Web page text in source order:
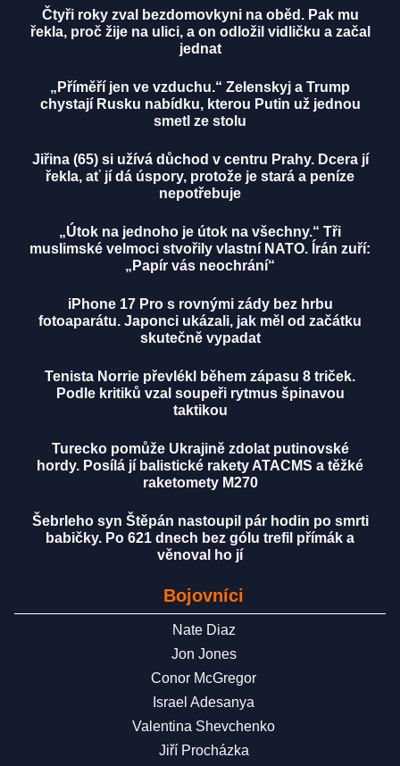
Čtyři roky zval bezdomovkyni na oběd. Pak mu
řekla, proč žije na ulici, a on odložil vidličku a začal
jednat
„Příměří jen ve vzduchu.“ Zelenskyj a Trump
chystají Rusku nabídku, kterou Putin už jednou
smetl ze stolu
Jiřina (65) si užívá důchod v centru Prahy. Dcera jí
řekla, ať jí dá úspory, protože je stará a peníze
nepotřebuje
„Útok na jednoho je útok na všechny.“ Tři
muslimské velmoci stvořily vlastní NATO. Írán zuří:
„Papír vás neochrání“
iPhone 17 Pro s rovnými zády bez hrbu
fotoaparátu. Japonci ukázali, jak měl od začátku
skutečně vypadat
Tenista Norrie převlékl během zápasu 8 triček.
Podle kritiků vzal soupeři rytmus špinavou
taktikou
Turecko pomůže Ukrajině zdolat putinovské
hordy. Posílá jí balistické rakety ATACMS a těžké
raketomety M270
Šebrleho syn Štěpán nastoupil pár hodin po smrti
babičky. Po 621 dnech bez gólu trefil přímák a
věnoval ho jí
Bojovníci
Nate Diaz
Jon Jones
Conor McGregor
Israel Adesanya
Valentina Shevchenko
Jiří Procházka